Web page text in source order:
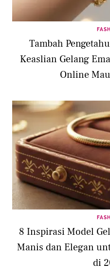
Tambah
Keaslian Gelang
Online
8 Inspirasi Model
Manis dan Elegan
di